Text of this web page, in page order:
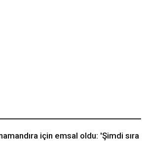
için emsal oldu: 'Şimdi sıra